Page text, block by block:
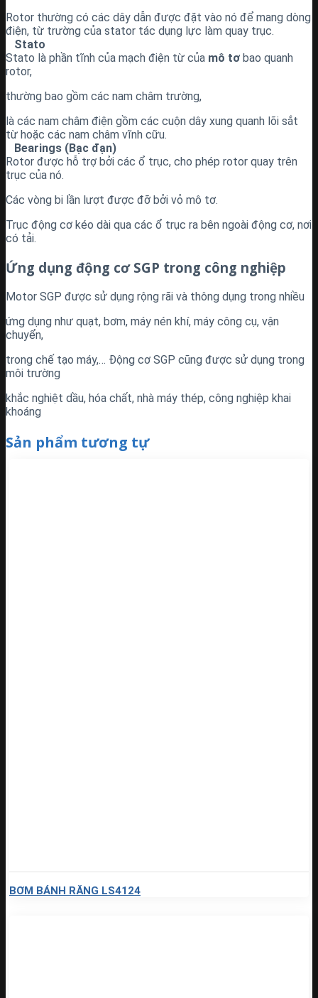
Rotor thường có các dây dẫn được đặt vào nó để mang dòng
điện, từ trường của stator tác dụng lực làm quay trục.
Stato
Stato là phần tĩnh của mạch điện từ của mô tơ bao quanh
rotor,
thường bao gồm các nam châm trường,
là các nam châm điện gồm các cuộn dây xung quanh lõi sắt
từ hoặc các nam châm vĩnh cữu.
Bearings (Bạc đạn)
Rotor được hỗ trợ bởi các ổ trục, cho phép rotor quay trên
trục của nó.
Các vòng bi lần lượt được đỡ bởi vỏ mô tơ.
Trục động cơ kéo dài qua các ổ trục ra bên ngoài động cơ, nơi
có tải.
Ứng dụng động cơ SGP trong công nghiệp
Motor SGP được sử dụng rộng rãi và thông dụng trong nhiều
ứng dụng như quạt, bơm, máy nén khí, máy công cụ, vận
chuyển,
trong chế tạo máy,… Động cơ SGP cũng được sử dụng trong
môi trường
khắc nghiệt dầu, hóa chất, nhà máy thép, công nghiệp khai
khoáng
Sản phẩm tương tự
BƠM BÁNH RĂNG LS4124